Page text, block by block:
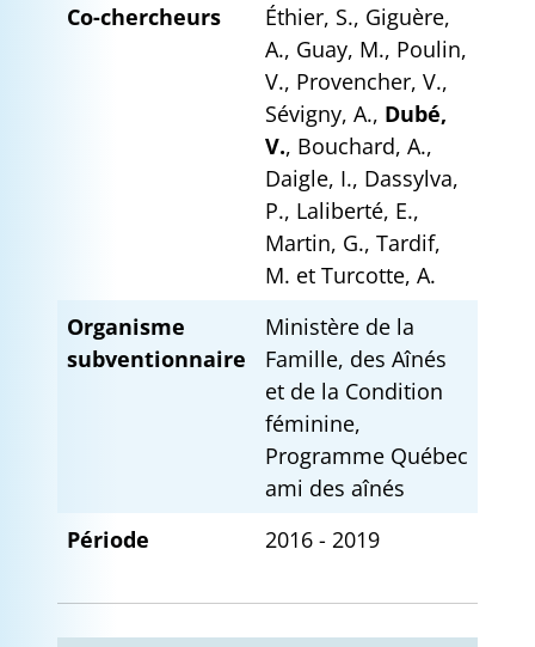
Co-chercheurs
Éthier, S., Giguère,
A., Guay, M., Poulin,
V., Provencher, V.,
Sévigny, A., Dubé,
V., Bouchard, A.,
Daigle, I., Dassylva,
P., Laliberté, E.,
Martin, G., Tardif,
M. et Turcotte, A.
Organisme
subventionnaire
Ministère de la
Famille, des Aînés
et de la Condition
féminine,
Programme Québec
ami des aînés
Période
2016 - 2019